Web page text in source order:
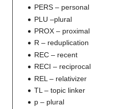
PERS – personal
PLU –plural
PROX – proximal
R – reduplication
REC – recent
RECI – reciprocal
REL – relativizer
TL – topic linker
p – plural